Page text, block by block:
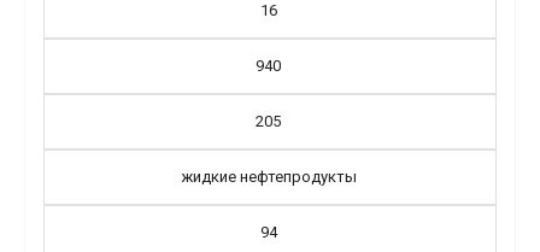
16
940
205
жидкие нефтепродукты
94